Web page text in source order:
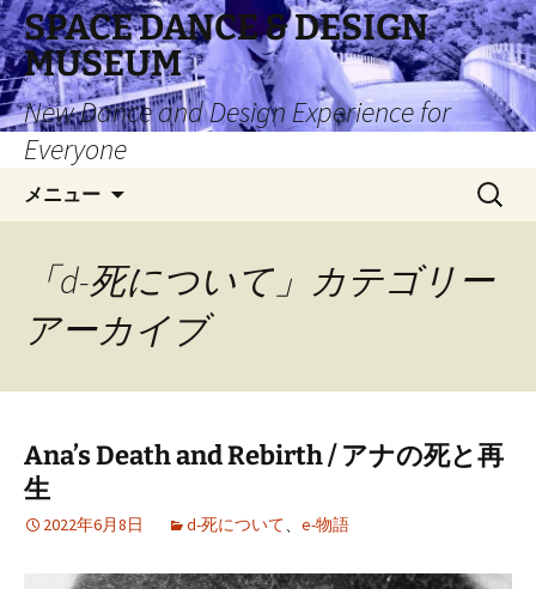
コ
ン
テ
ン
ツ
SPACE DANCE & DESIGN
MUSEUM
New Dance and Design Experience for
Everyone
メニュー
検
索:
「d-死について」カテゴリー
アーカイブ
Ana’s Death and Rebirth / アナの死と再
生
2022年6月8日 d-死について、 e-物語